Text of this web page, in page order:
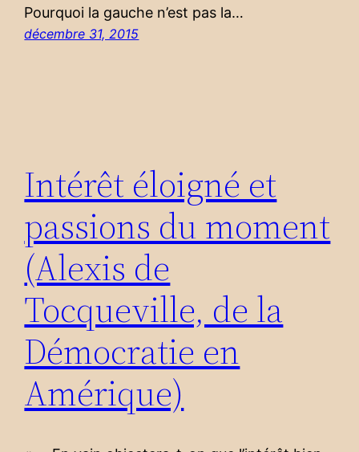
Pourquoi la gauche n’est pas la…
décembre 31, 2015
Intérêt éloigné et
passions du moment
(Alexis de
Tocqueville, de la
Démocratie en
Amérique)